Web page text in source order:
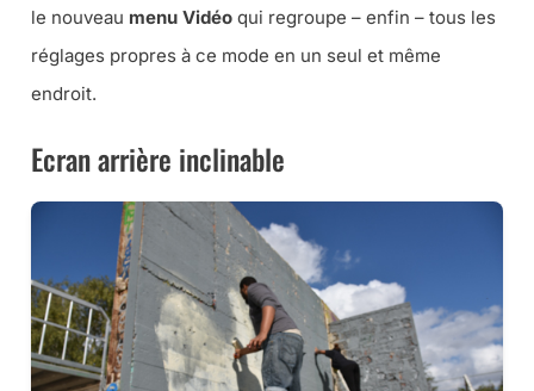
le nouveau menu Vidéo qui regroupe – enfin – tous les
réglages propres à ce mode en un seul et même
endroit.
Ecran arrière inclinable